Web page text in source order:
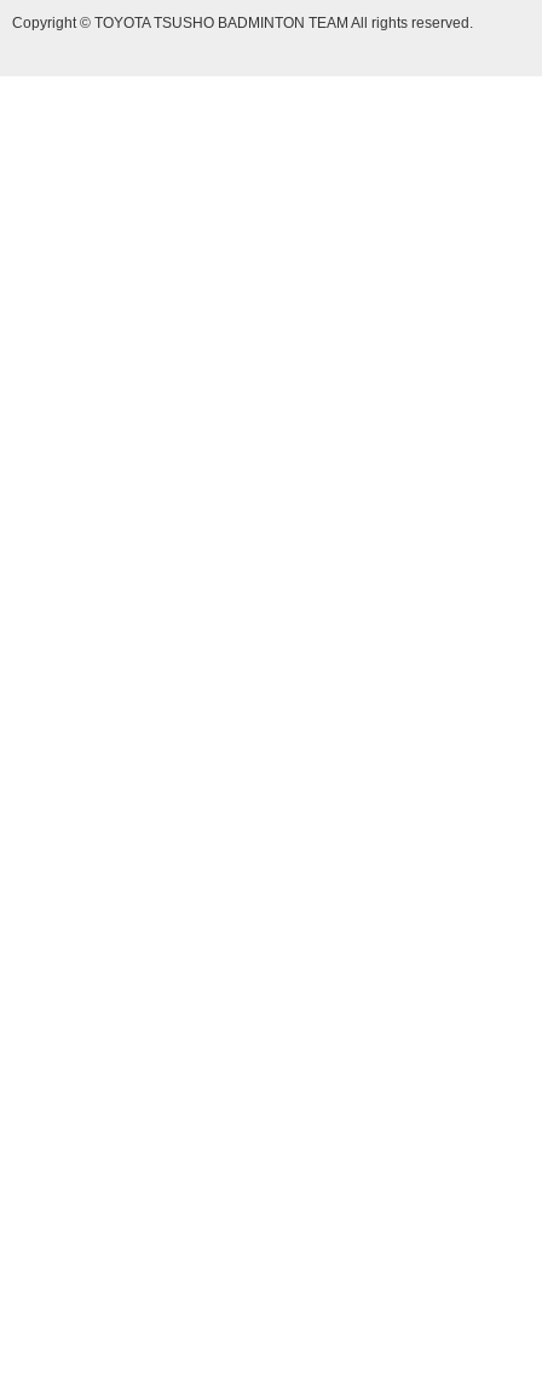
Copyright © TOYOTA TSUSHO BADMINTON TEAM All rights reserved.